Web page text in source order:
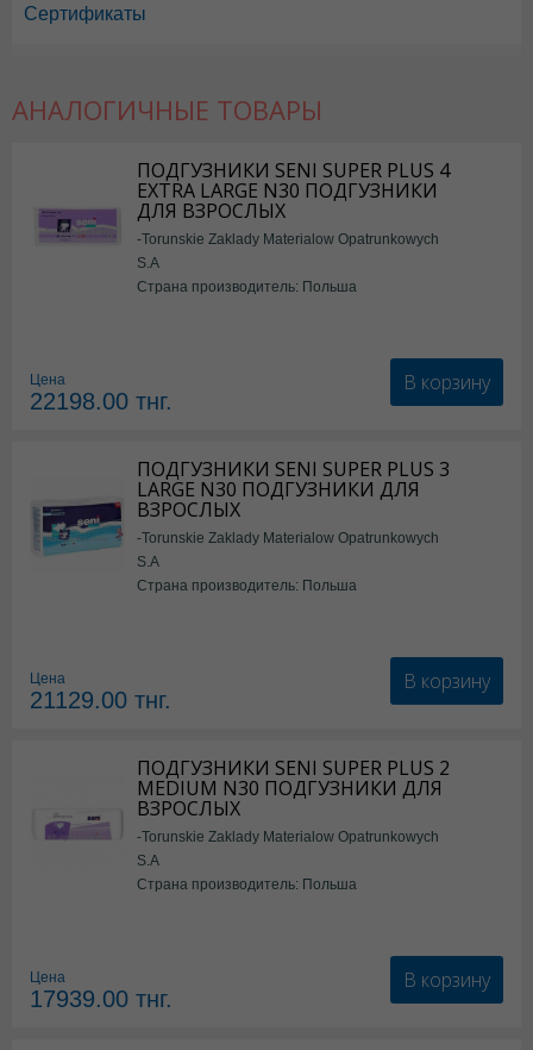
Сертификаты
АНАЛОГИЧНЫЕ ТОВАРЫ
ПОДГУЗНИКИ SENI SUPER PLUS 4
EXTRA LARGE N30 ПОДГУЗНИКИ
ДЛЯ ВЗРОСЛЫХ
-Torunskie Zaklady Materialow Opatrunkowych
S.A
Страна производитель: Польша
Цена
22198.00 тнг.
В корзину
ПОДГУЗНИКИ SENI SUPER PLUS 3
LARGE N30 ПОДГУЗНИКИ ДЛЯ
ВЗРОСЛЫХ
-Torunskie Zaklady Materialow Opatrunkowych
S.A
Страна производитель: Польша
Цена
21129.00 тнг.
В корзину
ПОДГУЗНИКИ SENI SUPER PLUS 2
MEDIUM N30 ПОДГУЗНИКИ ДЛЯ
ВЗРОСЛЫХ
-Torunskie Zaklady Materialow Opatrunkowych
S.A
Страна производитель: Польша
Цена
17939.00 тнг.
В корзину